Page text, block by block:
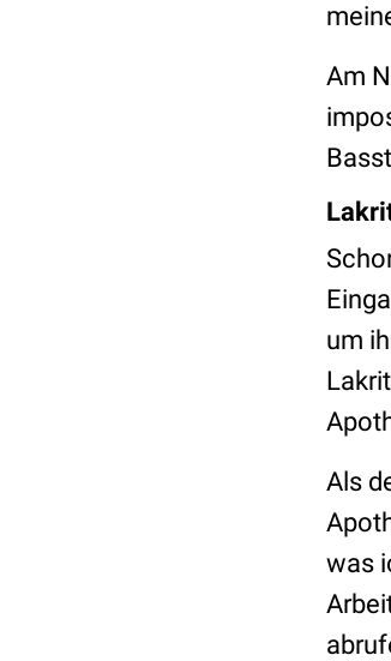
Am
um
Als
was